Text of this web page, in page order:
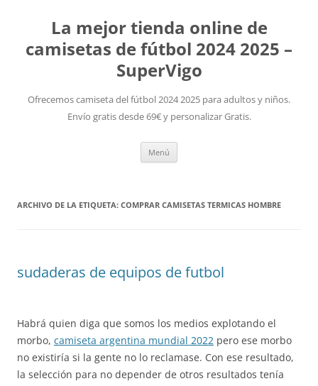
La mejor tienda online de
camisetas de fútbol 2024 2025 –
SuperVigo
Ofrecemos camiseta del fútbol 2024 2025 para adultos y niños.
Envío gratis desde 69€ y personalizar Gratis.
Menú
ARCHIVO DE LA ETIQUETA: COMPRAR CAMISETAS TERMICAS HOMBRE
sudaderas de equipos de futbol
Habrá quien diga que somos los medios explotando el
morbo, camiseta argentina mundial 2022 pero ese morbo
no existiría si la gente no lo reclamase. Con ese resultado,
la selección para no depender de otros resultados tenía